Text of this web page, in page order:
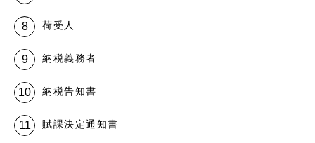
荷受人
納税義務者
納税告知書
賦課決定通知書